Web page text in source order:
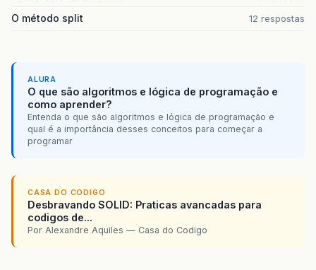
O método split 12 respostas
ALURA
O que são algoritmos e lógica de programação e
como aprender?
Entenda o que são algoritmos e lógica de programação e
qual é a importância desses conceitos para começar a
programar
CASA DO CODIGO
Desbravando SOLID: Praticas avancadas para
codigos de...
Por Alexandre Aquiles — Casa do Codigo